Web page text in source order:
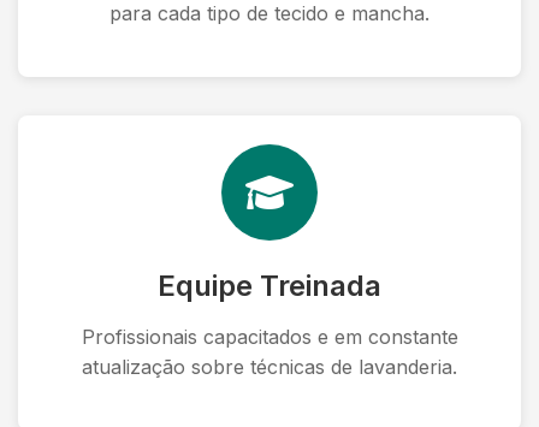
para cada tipo de tecido e mancha.
Equipe Treinada
Profissionais capacitados e em constante
atualização sobre técnicas de lavanderia.